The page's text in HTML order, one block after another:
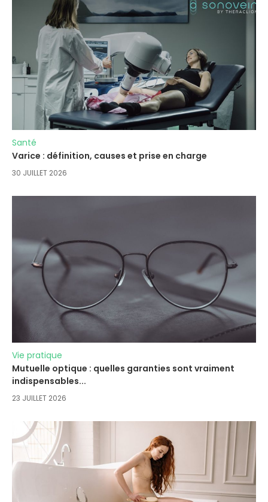
Santé
Varice : définition, causes et prise en charge
30 JUILLET 2026
Vie pratique
Mutuelle optique : quelles garanties sont vraiment
indispensables...
23 JUILLET 2026